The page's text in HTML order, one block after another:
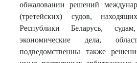
обжаловании решений
(третейских) судов,
Республики Беларусь,
экономические дела,
подведомственны также